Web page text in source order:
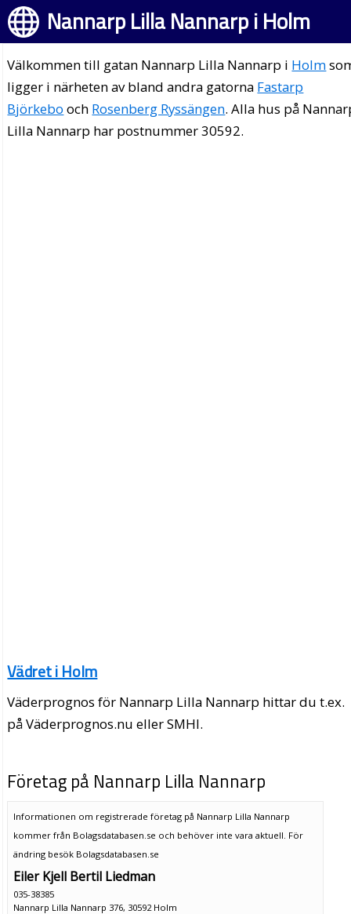
Nannarp Lilla Nannarp i Holm
Välkommen till gatan Nannarp Lilla Nannarp i Holm
ligger i närheten av bland andra gatorna Fastarp
Björkebo och Rosenberg Ryssängen. Alla hus på
Lilla Nannarp har postnummer 30592.
Vädret i Holm
Väderprognos för Nannarp Lilla Nannarp hittar du t.ex.
på Väderprognos.nu eller SMHI.
Företag på Nannarp Lilla Nannarp
Informationen om registrerade företag på Nannarp Lilla Nannarp
kommer från Bolagsdatabasen.se och behöver inte vara aktuell. För
ändring besök Bolagsdatabasen.se
Eiler Kjell Bertil Liedman
035-38385
Nannarp Lilla Nannarp 376, 30592 Holm